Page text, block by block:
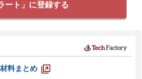
ート」に登録する
料まとめ